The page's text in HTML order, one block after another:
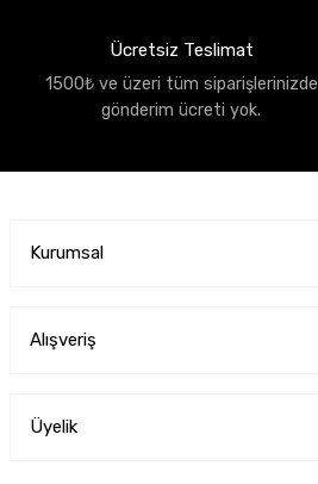
Ücretsiz Teslimat
1500₺ ve üzeri tüm siparişlerinizde
gönderim ücreti yok.
Kurumsal
Alışveriş
Üyelik